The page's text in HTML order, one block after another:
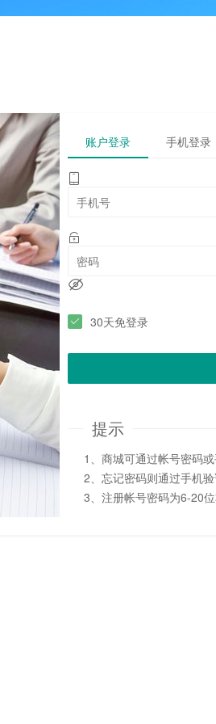
账户登录 手机登录
30天免登录
提示
1、商城可通过帐号密码
2、忘记密码则通过手机
3、注册帐号密码为6-20